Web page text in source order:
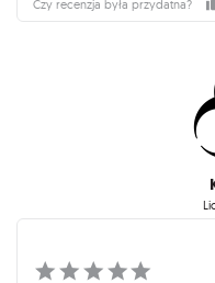
Czy recenzja była przydatna?